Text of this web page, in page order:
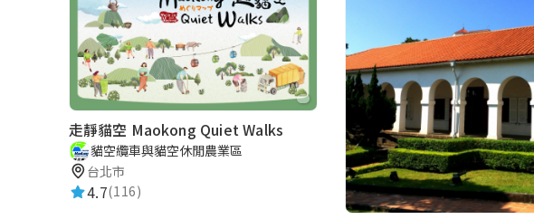
走靜貓空 Maokong Quiet Walks
貓空纜車與貓空休閒農業區
台北市
4.7(116)